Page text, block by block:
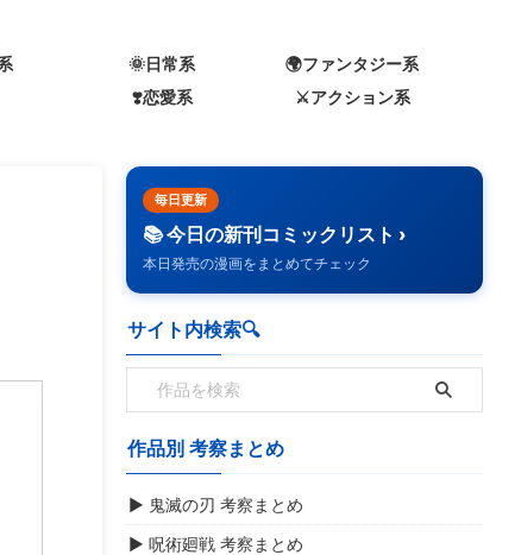
🌞日常系
🌍️ファンタジー系
❣️恋愛系
⚔️アクション系
毎日更新
📚 今日の新刊コミックリスト ›
本日発売の漫画をまとめてチェック
サイト内検索🔍️
作品別 考察まとめ
▶ 鬼滅の刃 考察まとめ
▶ 呪術廻戦 考察まとめ